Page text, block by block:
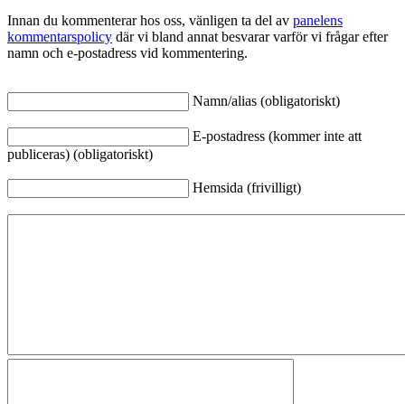
Innan du kommenterar hos oss, vänligen ta del av panelens
kommentarspolicy där vi bland annat besvarar varför vi frågar efter
namn och e-postadress vid kommentering.
Namn/alias (obligatoriskt)
E-postadress (kommer inte att
publiceras) (obligatoriskt)
Hemsida (frivilligt)